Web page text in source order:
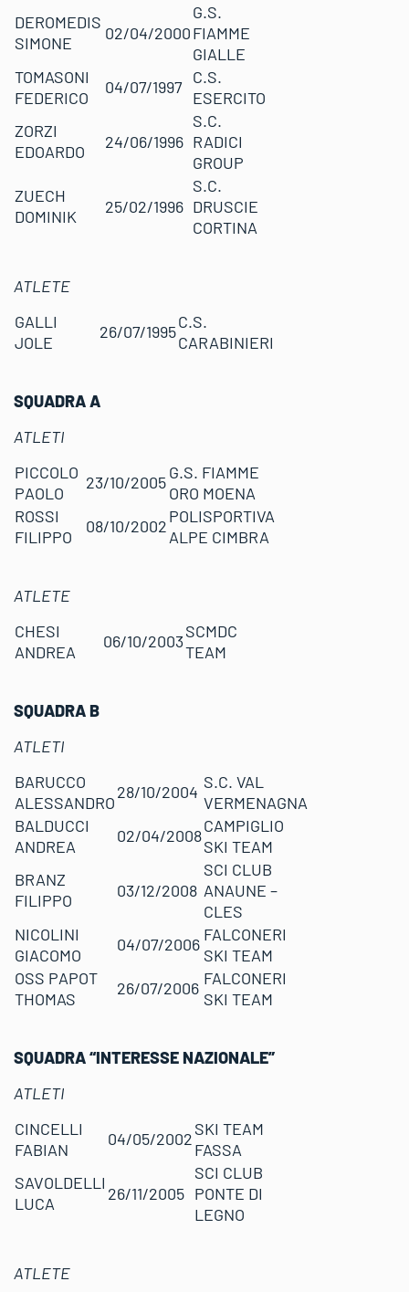
DEROMEDIS
SIMONE
02/04/2000
G.S.
FIAMME
GIALLE
TOMASONI
FEDERICO
04/07/1997 C.S.
ESERCITO
ZORZI
EDOARDO
24/06/1996
S.C.
RADICI
GROUP
ZUECH
DOMINIK
25/02/1996
S.C.
DRUSCIE
CORTINA
ATLETE
GALLI
JOLE
26/07/1995C.S.
CARABINIERI
SQUADRA A
ATLETI
PICCOLO
PAOLO
23/10/2005G.S. FIAMME
ORO MOENA
ROSSI
FILIPPO
08/10/2002POLISPORTIVA
ALPE CIMBRA
ATLETE
CHESI
ANDREA
06/10/2003SCMDC
TEAM
SQUADRA B
ATLETI
BARUCCO
ALESSANDRO
28/10/2004 S.C. VAL
VERMENAGNA
BALDUCCI
ANDREA
02/04/2008CAMPIGLIO
SKI TEAM
BRANZ
FILIPPO
03/12/2008
SCI CLUB
ANAUNE –
CLES
NICOLINI
GIACOMO
04/07/2006 FALCONERI
SKI TEAM
OSS PAPOT
THOMAS
26/07/2006 FALCONERI
SKI TEAM
SQUADRA “INTERESSE NAZIONALE”
ATLETI
CINCELLI
FABIAN
04/05/2002SKI TEAM
FASSA
SAVOLDELLI
LUCA
26/11/2005
SCI CLUB
PONTE DI
LEGNO
ATLETE